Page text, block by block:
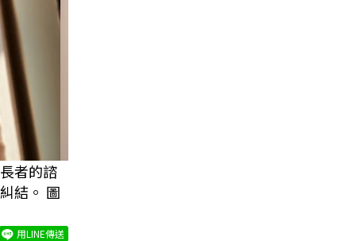
者的諮
結。 圖
用LINE傳送